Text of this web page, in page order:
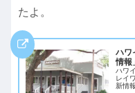
たよ。
ハワ
情報
ハワ
レイ
新情